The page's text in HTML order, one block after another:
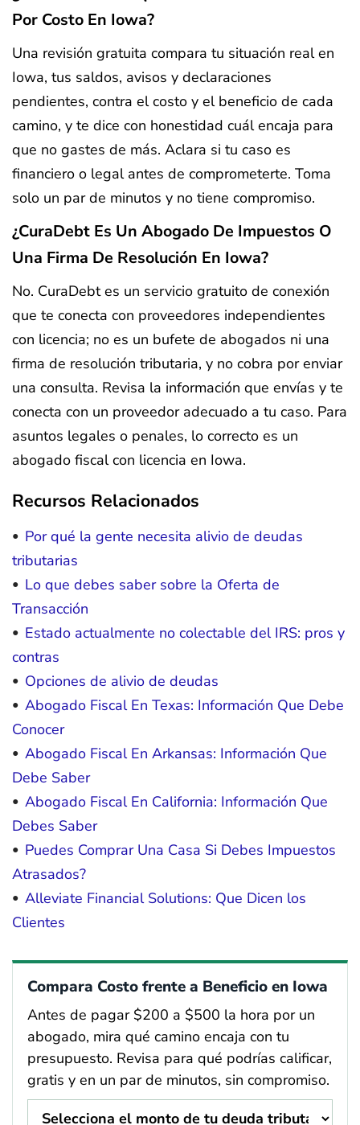
Por Costo En Iowa?
Una revisión gratuita compara tu situación real en
Iowa, tus saldos, avisos y declaraciones
pendientes, contra el costo y el beneficio de cada
camino, y te dice con honestidad cuál encaja para
que no gastes de más. Aclara si tu caso es
financiero o legal antes de comprometerte. Toma
solo un par de minutos y no tiene compromiso.
¿CuraDebt Es Un Abogado De Impuestos O
Una Firma De Resolución En Iowa?
No. CuraDebt es un servicio gratuito de conexión
que te conecta con proveedores independientes
con licencia; no es un bufete de abogados ni una
firma de resolución tributaria, y no cobra por enviar
una consulta. Revisa la información que envías y te
conecta con un proveedor adecuado a tu caso. Para
asuntos legales o penales, lo correcto es un
abogado fiscal con licencia en Iowa.
Recursos Relacionados
Por qué la gente necesita alivio de deudas
tributarias
Lo que debes saber sobre la Oferta de
Transacción
Estado actualmente no colectable del IRS: pros y
contras
Opciones de alivio de deudas
Abogado Fiscal En Texas: Información Que Debe
Conocer
Abogado Fiscal En Arkansas: Información Que
Debe Saber
Abogado Fiscal En California: Información Que
Debes Saber
Puedes Comprar Una Casa Si Debes Impuestos
Atrasados?
Alleviate Financial Solutions: Que Dicen los
Clientes
Compara Costo frente a Beneficio en Iowa
Antes de pagar $200 a $500 la hora por un
abogado, mira qué camino encaja con tu
presupuesto. Revisa para qué podrías calificar,
gratis y en un par de minutos, sin compromiso.